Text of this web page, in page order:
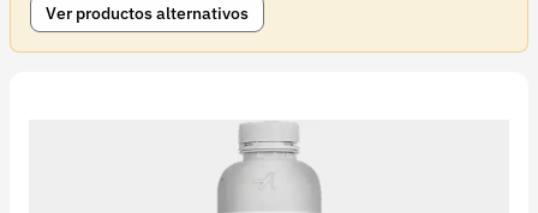
Ver productos alternativos
Términos y condiciones